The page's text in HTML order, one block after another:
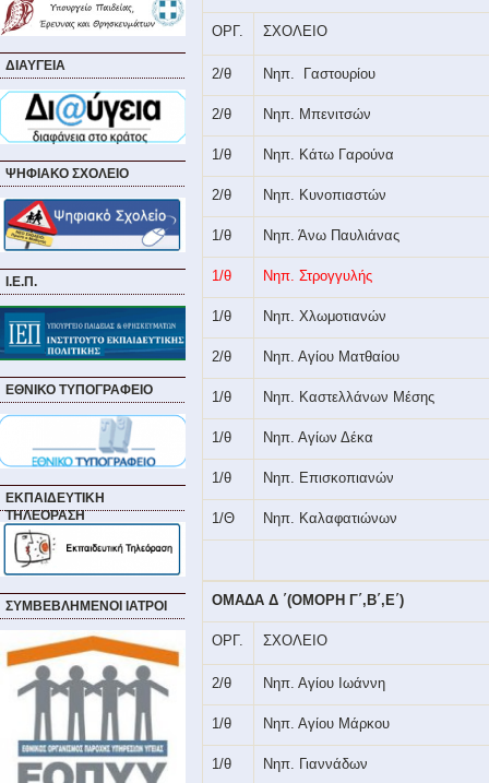
ΟΡΓ. ΣΧΟΛΕΙΟ
2/θ Νηπ. Γαστουρίου
2/θ Νηπ. Μπενιτσών
1/θ Νηπ. Κάτω Γαρούνα
2/θ Νηπ. Κυνοπιαστών
1/θ Νηπ. Άνω Παυλιάνας
1/θ Νηπ. Στρογγυλής
1/θ Νηπ. Χλωμοτιανών
2/θ Νηπ. Αγίου Ματθαίου
1/θ Νηπ. Καστελλάνων Μέσης
1/θ Νηπ. Αγίων Δέκα
1/θ Νηπ. Επισκοπιανών
1/Θ Νηπ. Καλαφατιώνων
ΟΜΑΔΑ Δ ΄(ΟΜΟΡΗ Γ΄,Β΄,Ε΄)
ΟΡΓ. ΣΧΟΛΕΙΟ
2/θ Νηπ. Αγίου Ιωάννη
1/θ Νηπ. Αγίου Μάρκου
1/θ Νηπ. Γιαννάδων
ΔΙΑΥΓΕΙΑ
ΨΗΦΙΑΚΟ ΣΧΟΛΕΙΟ
Ι.Ε.Π.
ΕΘΝΙΚΟ ΤΥΠΟΓΡΑΦΕΙΟ
ΕΚΠΑΙΔΕΥΤΙΚΗ
ΤΗΛΕΟΡΑΣΗ
ΣΥΜΒΕΒΛΗΜΕΝΟΙ ΙΑΤΡΟΙ